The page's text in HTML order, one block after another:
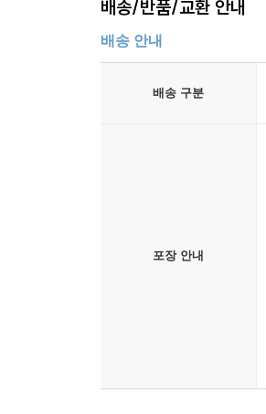
배송/반품/교환 안내
배송 안내
배송 구분
포장 안내